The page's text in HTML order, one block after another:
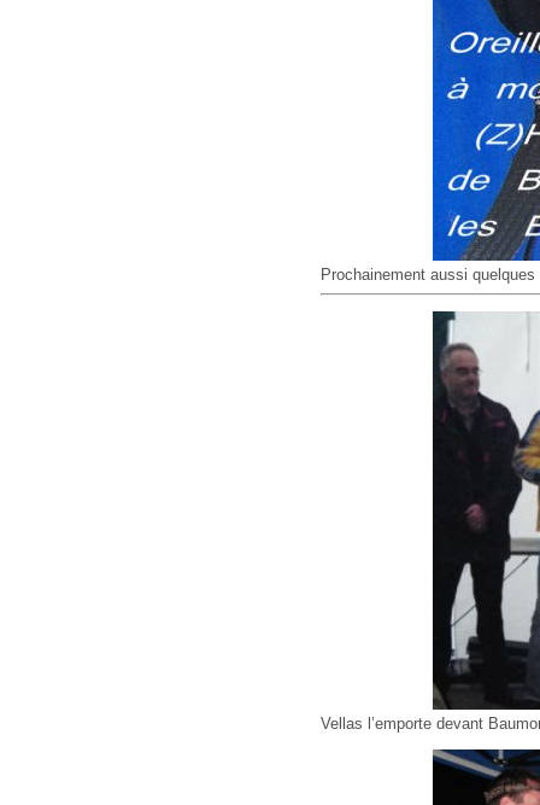
Prochainement aussi
Vellas l’emporte devant